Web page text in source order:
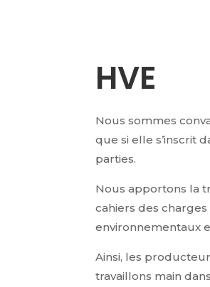
HVE
Nous sommes
que si elle s’inscrit
parties.
Nous apportons la
cahiers des
environnementaux
Ainsi, les
travaillons main